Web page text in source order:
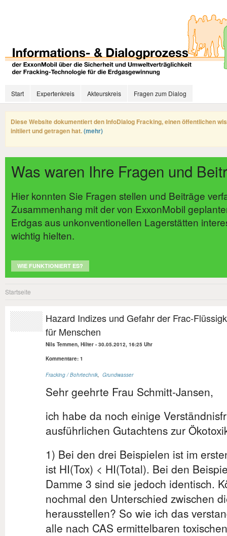
Start Expertenkreis Akteurskreis Fragen zum Dialog
Diese Website dokumentiert den InfoDialog Fracking, einen öffentlichen
initiiert und getragen hat.(mehr)
Was waren Ihre Fragen und
Hier konnten Sie Fragen stellen und Beiträge
Zusammenhang mit der von ExxonMobil
Erdgas aus unkonventionellen Lagerstätten
wichtig hielten.
WIE FUNKTIONIERT ES?
Startseite
Hazard Indizes und Gefahr der Frac-
für Menschen
Nils Temmen, Hilter - 30.05.2012, 16:25 Uhr
Kommentare: 1
Fracking / Bohrtechnik, Grundwasser
Sehr geehrte Frau Schmitt-Jansen,
ich habe da noch einige
ausführlichen Gutachtens zur
1) Bei den drei Beispielen ist im
ist HI(Tox) < HI(Total). Bei den
Damme 3 sind sie jedoch identisch.
nochmal den Unterschied zwischen
herausstellen? So wie ich das
alle nach CAS ermittelbaren